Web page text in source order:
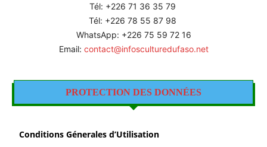
Tél: +226 71 36 35 79
Tél: +226 78 55 87 98
WhatsApp: +226 75 59 72 16
Email: contact@infosculturedufaso.net
PROTECTION DES DONNÉES
Conditions Génerales d’Utilisation